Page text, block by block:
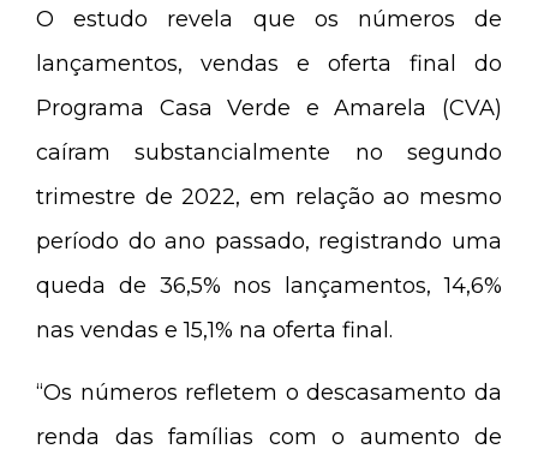
O estudo revela que os números de
lançamentos, vendas e oferta final do
Programa Casa Verde e Amarela (CVA)
caíram substancialmente no segundo
trimestre de 2022, em relação ao mesmo
período do ano passado, registrando uma
queda de 36,5% nos lançamentos, 14,6%
nas vendas e 15,1% na oferta final.
“Os números refletem o descasamento da
renda das famílias com o aumento de